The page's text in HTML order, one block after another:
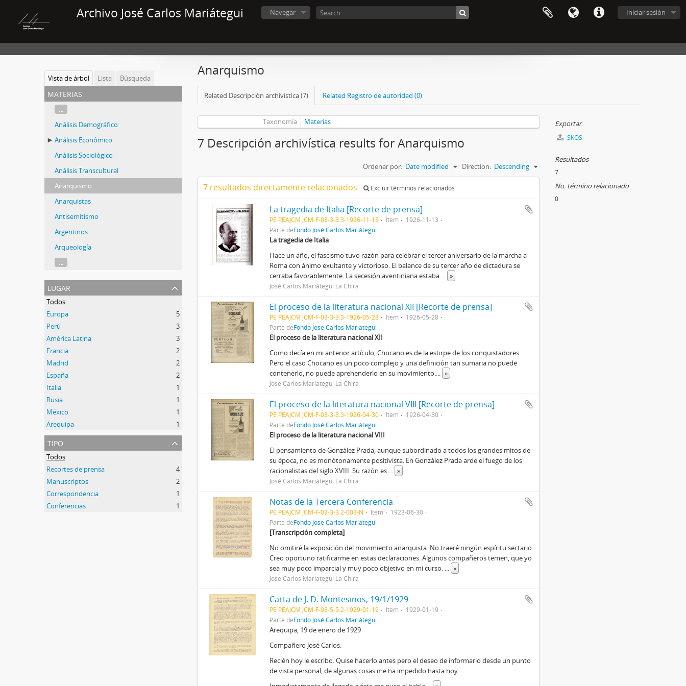
Archivo José Carlos Mariátegui Iniciar sesión
Navegar
Vista de árbol Lista Búsqueda
materias
...
Análisis Demográfico
Análisis Económico
Análisis Sociológico
Análisis Transcultural
Anarquismo
Anarquistas
Antisemitismo
Argentinos
Arqueología
...
lugar
Todos
Europa
5
Perú
3
América Latina
3
Francia
2
Madrid
2
España
2
Italia
1
Rusia
1
México
1
Arequipa
1
tipo
Todos
Recortes de prensa
4
Manuscriptos
2
Correspondencia
1
Conferencias
1
Anarquismo
Related Descripción archivística (7) Related Registro de autoridad (0)
Taxonomía Materias
7 Descripción archivística results for Anarquismo
Ordenar por: Date modified Direction: Descending
7 resultados directamente relacionados Excluir términos relacionados
La tragedia de Italia [Recorte de prensa]
PE PEAJCM JCM-F-03-3-3.3-1926-11-13 Item
1926-11-13
Parte deFondo José Carlos Mariátegui
La tragedia de Italia
Hace un año, el fascismo tuvo razón para celebrar el tercer aniversario de la marcha a
Roma con ánimo exultante y victorioso. El balance de su tercer año de dictadura se
cerraba favorablemente. La secesión aventiniana estaba ... »
José Carlos Mariátegui La Chira
El proceso de la literatura nacional XII [Recorte de prensa]
PE PEAJCM JCM-F-03-3-3.3-1926-05-28 Item
1926-05-28
Parte deFondo José Carlos Mariátegui
El proceso de la literatura nacional XII
Como decía en mi anterior artículo, Chocano es de la estirpe de los conquistadores.
Pero el caso Chocano es un poco complejo y una definición tan sumaria no puede
contenerlo, no puede aprehenderlo en su movimiento.... »
José Carlos Mariátegui La Chira
El proceso de la literatura nacional VIII [Recorte de prensa]
PE PEAJCM JCM-F-03-3-3.3-1926-04-30 Item
1926-04-30
Parte deFondo José Carlos Mariátegui
El proceso de la literatura nacional VIII
El pensamiento de González Prada, aunque subordinado a todos los grandes mitos de
su época, no es monótonamente positivista. En González Prada arde el fuego de los
racionalistas del siglo XVIII. Su razón es ... »
José Carlos Mariátegui La Chira
Notas de la Tercera Conferencia
PE PEAJCM JCM-F-03-3-3.2-003-N Item
1923-06-30
Parte deFondo José Carlos Mariátegui
[Transcripción completa]
No omitiré la exposición del movimiento anarquista. No traeré ningún espíritu sectario.
Creo oportuno ratificarme en estas declaraciones. Algunos compañeros temen, que yo
sea muy poco imparcial y muy poco objetivo en mi curso. ... »
José Carlos Mariátegui La Chira
Carta de J. D. Montesinos, 19/1/1929
PE PEAJCM JCM-F-03-5-5.2-1929-01-19 Item
1929-01-19
Parte deFondo José Carlos Mariátegui
Arequipa, 19 de enero de 1929
Compañero José Carlos:
Recién hoy le escribo. Quise hacerlo antes pero el deseo de in­formarlo desde un punto
de vista personal, de algunas cosas me ha impedido hasta hoy.
Exportar
SKOS
Resultados
7
No. término relacionado
0